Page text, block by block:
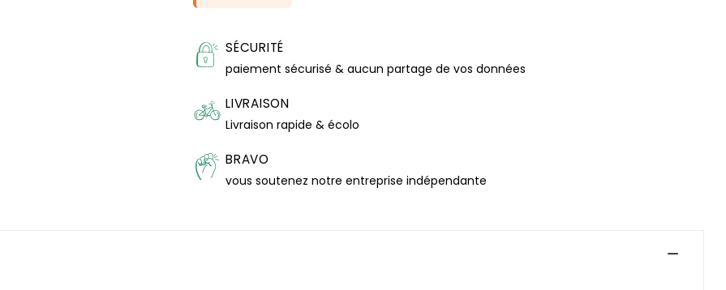
SÉCURITÉ
paiement sécurisé & aucun partage de vos données
LIVRAISON
Livraison rapide & écolo
BRAVO
vous soutenez notre entreprise indépendante